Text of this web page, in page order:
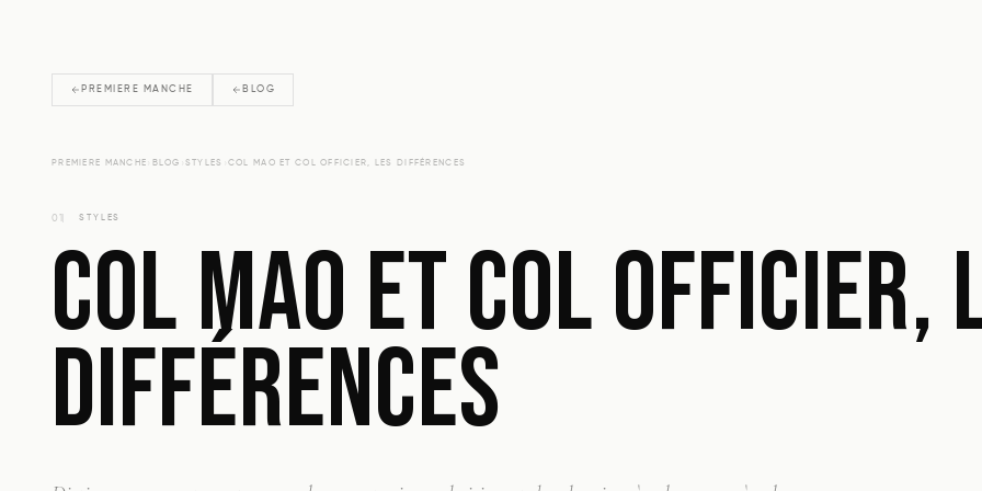
PREMIERE MANCHE BLOG
PREMIERE MANCHE BLOG STYLES COL MAO ET COL OFFICIER, LES DIFFÉRENCES
01 STYLES
COL MAO ET COL OFFICIER,
DIFFÉRENCES